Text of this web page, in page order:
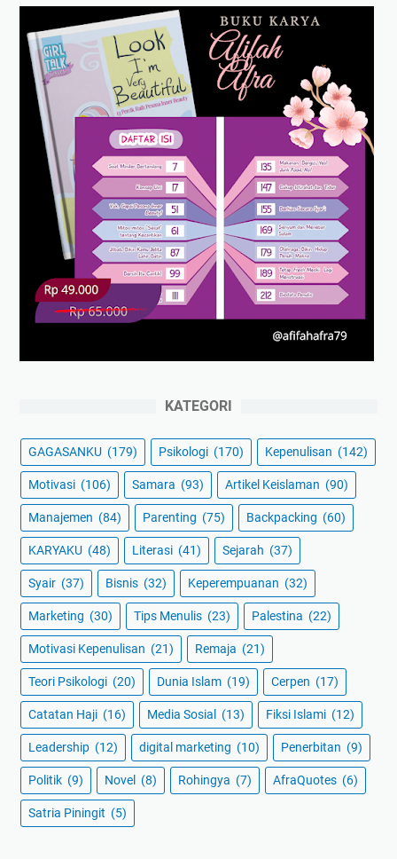
KATEGORI
GAGASANKU (179) Psikologi (170) Kepenulisan (142)
Motivasi (106) Samara (93) Artikel Keislaman (90)
Manajemen (84) Parenting (75) Backpacking (60)
KARYAKU (48) Literasi (41) Sejarah (37)
Syair (37) Bisnis (32) Keperempuanan (32)
Marketing (30) Tips Menulis (23) Palestina (22)
Motivasi Kepenulisan (21) Remaja (21)
Teori Psikologi (20) Dunia Islam (19) Cerpen (17)
Catatan Haji (16) Media Sosial (13) Fiksi Islami (12)
Leadership (12) digital marketing (10) Penerbitan (9)
Politik (9) Novel (8) Rohingya (7) AfraQuotes (6)
Satria Piningit (5)